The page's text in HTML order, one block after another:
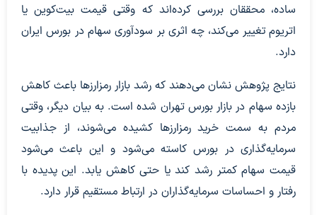
ساده، محققان بررسی کرده‌اند که وقتی قیمت بیت‌کوین یا
اتریوم تغییر می‌کند، چه اثری بر سودآوری سهام در بورس ایران
دارد.
نتایج پژوهش نشان می‌دهند که رشد بازار رمزارزها باعث کاهش
بازده سهام در بازار بورس تهران شده است. به بیان دیگر، وقتی
مردم به سمت خرید رمزارزها کشیده می‌شوند، از جذابیت
سرمایه‌گذاری در بورس کاسته می‌شود و این باعث می‌شود
قیمت سهام کمتر رشد کند یا حتی کاهش یابد. این پدیده با
رفتار و احساسات سرمایه‌گذاران در ارتباط مستقیم قرار دارد.